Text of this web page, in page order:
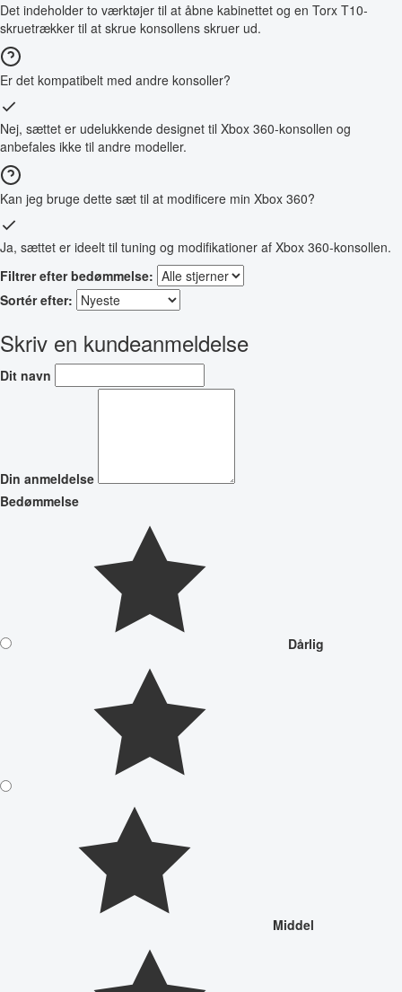
Det indeholder to værktøjer til at åbne kabinettet og en Torx T10-
skruetrækker til at skrue konsollens skruer ud.
Er det kompatibelt med andre konsoller?
Nej, sættet er udelukkende designet til Xbox 360-konsollen og
anbefales ikke til andre modeller.
Kan jeg bruge dette sæt til at modificere min Xbox 360?
Ja, sættet er ideelt til tuning og modifikationer af Xbox 360-konsollen.
Filtrer efter bedømmelse:
Sortér efter:
Skriv en kundeanmeldelse
Dit navn
Din anmeldelse
Bedømmelse
Dårlig
Middel